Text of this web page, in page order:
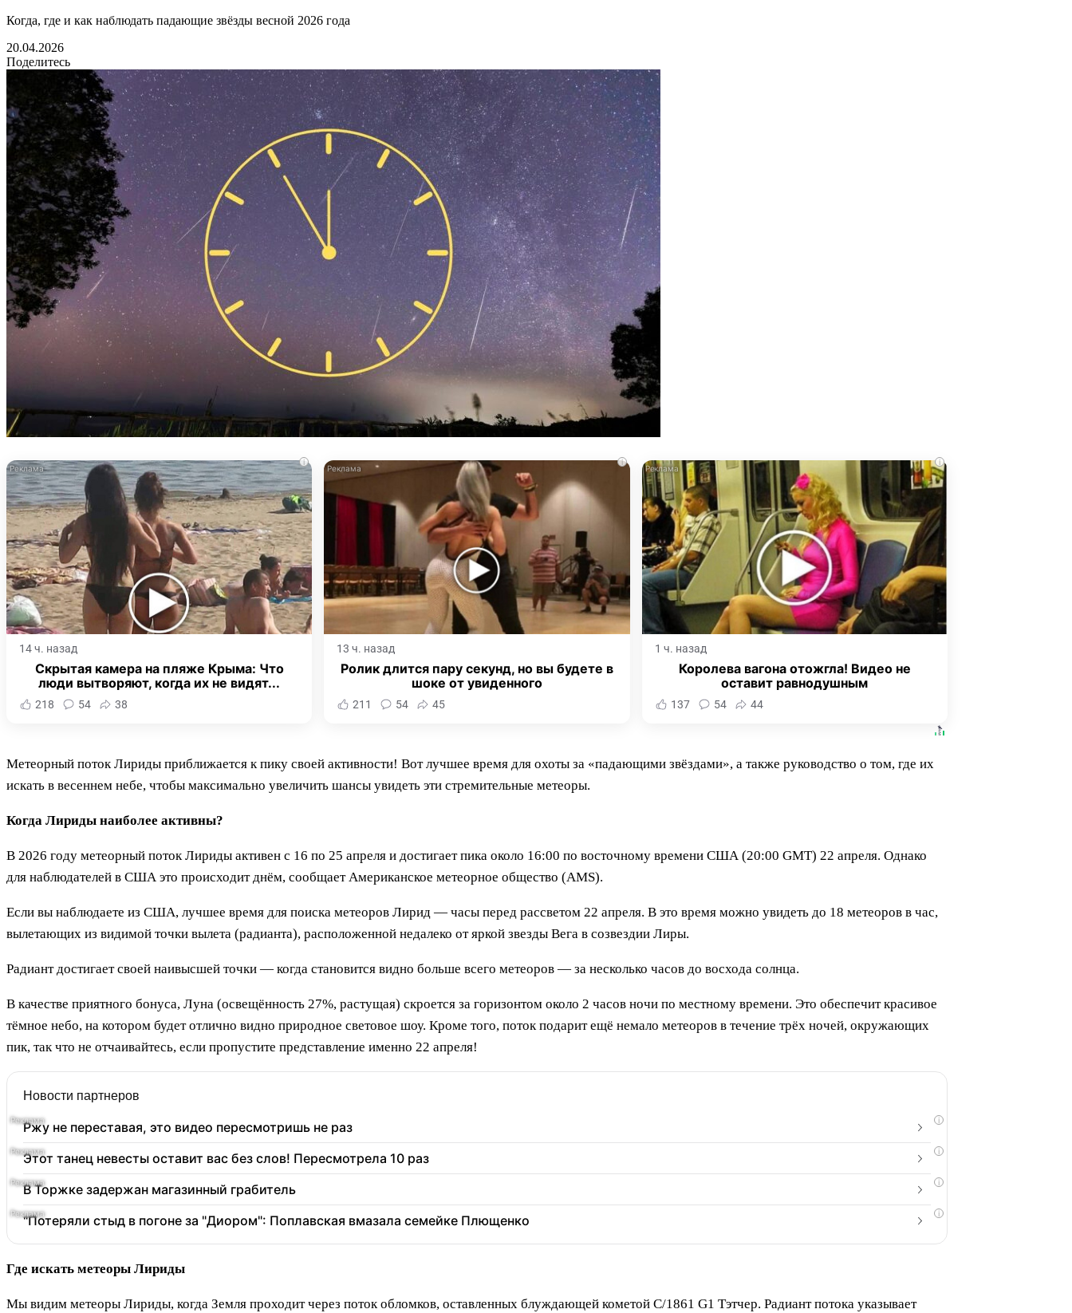
Когда, где и как наблюдать падающие звёзды весной 2026 года
20.04.2026
Поделитесь
i
14 ч. назад
Скрытая камера на пляже Крыма: Что
люди вытворяют, когда их не видят...
218 54 38
i
13 ч. назад
Ролик длится пару секунд, но вы будете в
шоке от увиденного
211 54 45
i
1 ч. назад
Королева вагона отожгла! Видео не
оставит равнодушным
137 54 44
Метеорный поток Лириды приближается к пику своей активности! Вот лучшее время для охоты за «падающими звёздами», а также руководство о том, где их
искать в весеннем небе, чтобы максимально увеличить шансы увидеть эти стремительные метеоры.
Когда Лириды наиболее активны?
В 2026 году метеорный поток Лириды активен с 16 по 25 апреля и достигает пика около 16:00 по восточному времени США (20:00 GMT) 22 апреля. Однако
для наблюдателей в США это происходит днём, сообщает Американское метеорное общество (AMS).
Если вы наблюдаете из США, лучшее время для поиска метеоров Лирид — часы перед рассветом 22 апреля. В это время можно увидеть до 18 метеоров в час,
вылетающих из видимой точки вылета (радианта), расположенной недалеко от яркой звезды Вега в созвездии Лиры.
Радиант достигает своей наивысшей точки — когда становится видно больше всего метеоров — за несколько часов до восхода солнца.
В качестве приятного бонуса, Луна (освещённость 27%, растущая) скроется за горизонтом около 2 часов ночи по местному времени. Это обеспечит красивое
тёмное небо, на котором будет отлично видно природное световое шоу. Кроме того, поток подарит ещё немало метеоров в течение трёх ночей, окружающих
пик, так что не отчаивайтесь, если пропустите представление именно 22 апреля!
Новости партнеров
i
Ржу не переставая, это видео пересмотришь не раз
i
Этот танец невесты оставит вас без слов! Пересмотрела 10 раз
i
В Торжке задержан магазинный грабитель
i
"Потеряли стыд в погоне за "Диором": Поплавская вмазала семейке Плющенко
Где искать метеоры Лириды
Мы видим метеоры Лириды, когда Земля проходит через поток обломков, оставленных блуждающей кометой C/1861 G1 Тэтчер. Радиант потока указывает